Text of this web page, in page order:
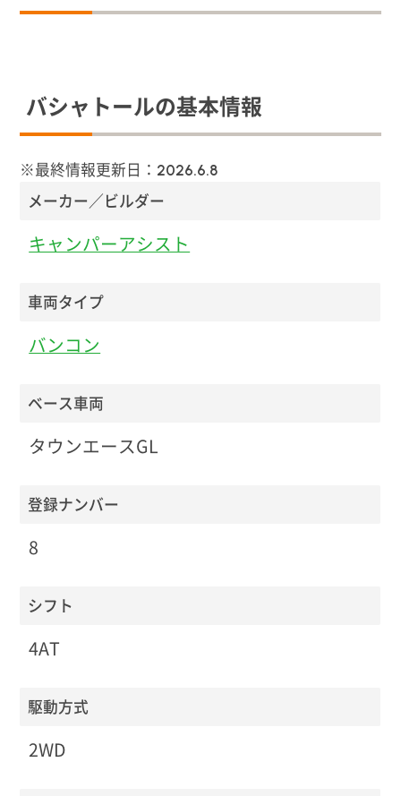
バシャトールの基本情報
※最終情報更新日： 2026.6.8
メーカー／ビルダー
キャンパーアシスト
車両タイプ
バンコン
ベース車両
タウンエースGL
登録ナンバー
8
シフト
4AT
駆動方式
2WD